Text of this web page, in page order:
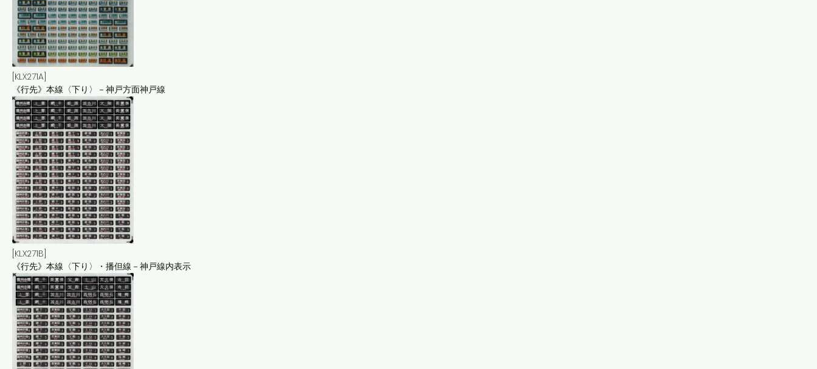
[KLX271A]
《行先》本線〈下り〉－神戸方面神戸線
[KLX271B]
《行先》本線〈下り〉・播但線－神戸線内表示